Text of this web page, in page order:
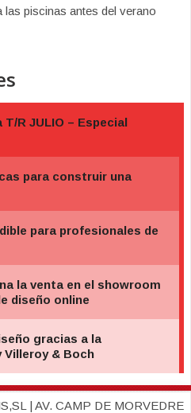
piscinas antes del verano
| AV. CAMP DE MORVEDRE